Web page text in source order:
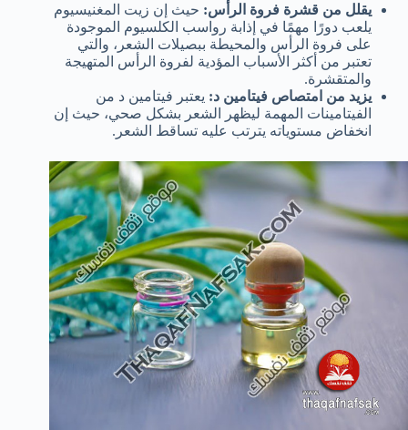
يقلل من قشرة فروة الرأس: حيث إن زيت المغنيسيوم
يلعب دورًا مهمًا في إذابة رواسب الكلسيوم الموجودة
على فروة الرأس والمحيطة ببصيلات الشعر، والتي
تعتبر من أكثر الأسباب المؤدية لفروة الرأس المتهيجة
والمتقشرة.
يزيد من امتصاص فيتامين د: يعتبر فيتامين د من
الفيتامينات المهمة ليظهر الشعر بشكل صحي، حيث إن
انخفاض مستوياته يترتب عليه تساقط الشعر.